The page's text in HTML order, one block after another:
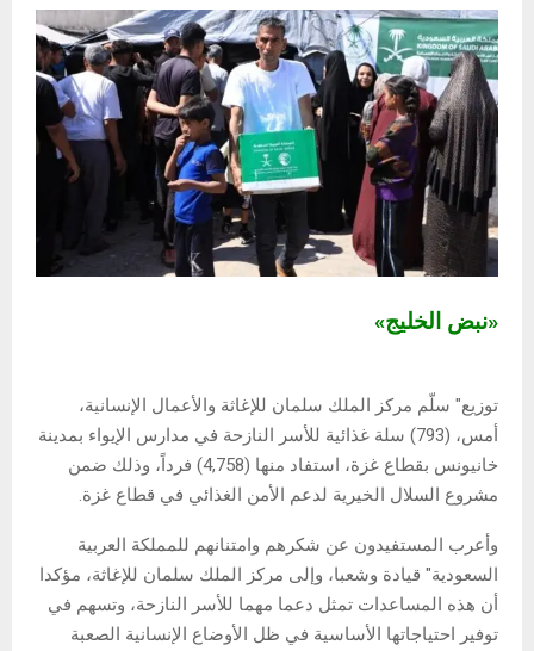
«نبض الخليج»
توزيع" سلّم مركز الملك سلمان للإغاثة والأعمال الإنسانية،
أمس، (793) سلة غذائية للأسر النازحة في مدارس الإيواء بمدينة
خانيونس بقطاع غزة، استفاد منها (4,758) فرداً، وذلك ضمن
مشروع السلال الخيرية لدعم الأمن الغذائي في قطاع غزة.
وأعرب المستفيدون عن شكرهم وامتنانهم للمملكة العربية
السعودية" قيادة وشعبا، وإلى مركز الملك سلمان للإغاثة، مؤكدا
أن هذه المساعدات تمثل دعما مهما للأسر النازحة، وتسهم في
توفير احتياجاتها الأساسية في ظل الأوضاع الإنسانية الصعبة